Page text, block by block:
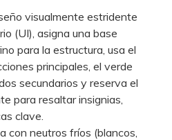
visualmente estridente
(UI), asigna una base
para la estructura, usa el
principales, el verde
secundarios y reserva el
para resaltar insignias,
clave.
neutros fríos (blancos,